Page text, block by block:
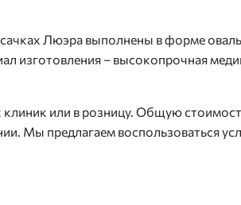
Люэра выполнены в форме
изготовления – высокопрочная
или в розницу. Общую
Мы предлагаем воспользоваться